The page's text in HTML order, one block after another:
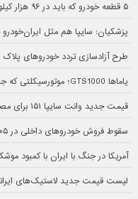
۵ قطعه خودرو که باید در ۹۶ هزار کیلومتر عوض کنید
پزشکیان: سایپا هم مثل
طرح آزادسازی تردد خودروهای پلاک
یاماها GTS1000؛ موتورسیکلتی که جلوتر از زمانش بود و مسیر آینده را هموار کرد
قیمت جدید وانت سایپا ۱۵۱ برای مصرف‌کننده در مرداد ۱۴۰۵ اعلام شد
سقوط فروش خودروهای داخلی در ۱۴۰۵؛ سایپا و پارس‌خودرو بیشترین افت را داشتند
آمریکا در جنگ با ایران با کمبود
لیست قیمت جدید لاستیک‌های ایرانی در